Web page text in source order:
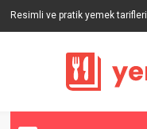
Resimli ve pratik yemek tarifleri